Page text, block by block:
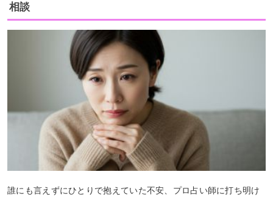
相談
誰にも言えずにひとりで抱えていた不安、プロ占い師に打ち明け